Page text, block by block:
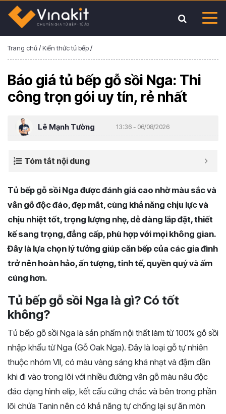
Trang chủ/Kiến thức tủ bếp/
Báo giá tủ bếp gỗ sồi Nga: Thi
công trọn gói uy tín, rẻ nhất
Lê Mạnh Tường 13:36 - 06/08/2026
Tóm tắt nội dung
Tủ bếp gỗ sồi Nga được đánh giá cao nhờ màu sắc và
vân gỗ độc đáo, đẹp mắt, cùng khả năng chịu lực và
chịu nhiệt tốt, trọng lượng nhẹ, dễ dàng lắp đặt, thiết
kế sang trọng, đẳng cấp, phù hợp với mọi không gian.
Đây là lựa chọn lý tưởng giúp căn bếp của các gia đình
trở nên hoàn hảo, ấn tượng, tinh tế, quyền quý và ấm
cúng hơn.
Tủ bếp gỗ sồi Nga là gì? Có tốt
không?
Tủ bếp gỗ sồi Nga là sản phẩm nội thất làm từ 100% gỗ sồi
nhập khẩu từ Nga (Gỗ Oak Nga). Đây là loại gỗ tự nhiên
thuộc nhóm VII, có màu vàng sáng khá nhạt và đậm dần
khi đi vào trong lõi với nhiều đường vân gỗ màu nâu độc
đáo dạng hình elip, kết cấu cứng chắc và bên trong phần
lõi chứa Tanin nên có khả năng tự chống lại sự ăn mòn